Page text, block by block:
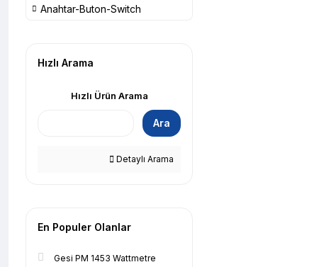
Anahtar-Buton-Switch
Hızlı Arama
Hızlı Ürün Arama
Ara
Detaylı Arama
En Populer Olanlar
Gesi PM 1453 Wattmetre